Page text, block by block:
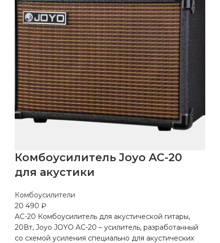
Комбоусилитель Joyo AC-20
для акустики
Комбоусилители
20 490 ₽
AC-20 Комбоусилитель для акустической гитары,
20Вт, Joyo JOYO AC-20 – усилитель, разработанный
со схемой усиления специально для акустических